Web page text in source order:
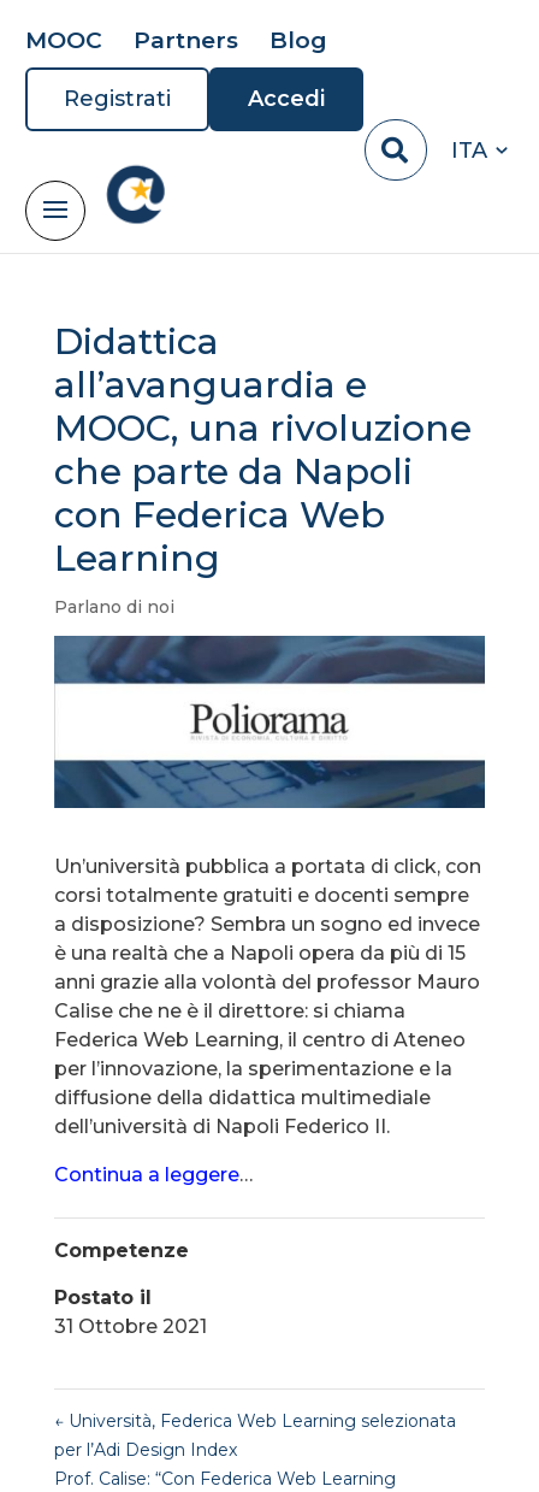
MOOC Partners Blog
Registrati
Accedi
ITA
Didattica
all’avanguardia e
MOOC, una rivoluzione
che parte da Napoli
con Federica Web
Learning
Parlano di noi
Un’università pubblica a portata di click, con
corsi totalmente gratuiti e docenti sempre
a disposizione? Sembra un sogno ed invece
è una realtà che a Napoli opera da più di 15
anni grazie alla volontà del professor Mauro
Calise che ne è il direttore: si chiama
Federica Web Learning, il centro di Ateneo
per l’innovazione, la sperimentazione e la
diffusione della didattica multimediale
dell’università di Napoli Federico II.
Continua a leggere…
Competenze
Postato il
31 Ottobre 2021
←Università, Federica Web Learning selezionata
per l’Adi Design Index
Prof. Calise: “Con Federica Web Learning